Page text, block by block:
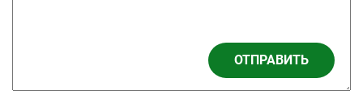
ОТПРАВИТЬ